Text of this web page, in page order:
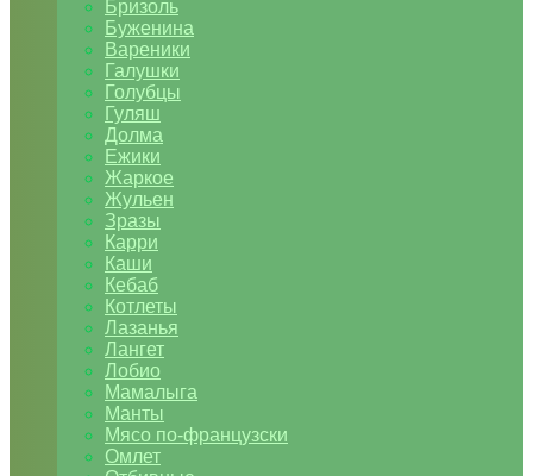
Бризоль
Буженина
Вареники
Галушки
Голубцы
Гуляш
Долма
Ежики
Жаркое
Жульен
Зразы
Карри
Каши
Кебаб
Котлеты
Лазанья
Лангет
Лобио
Мамалыга
Манты
Мясо по-французски
Омлет